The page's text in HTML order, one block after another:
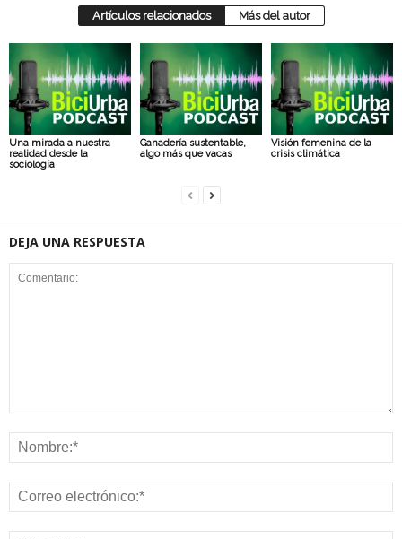
Artículos relacionados Más del autor
Una mirada a nuestra
realidad desde la
sociología
Ganadería sustentable,
algo más que vacas
Visión femenina de la
crisis climática
DEJA UNA RESPUESTA